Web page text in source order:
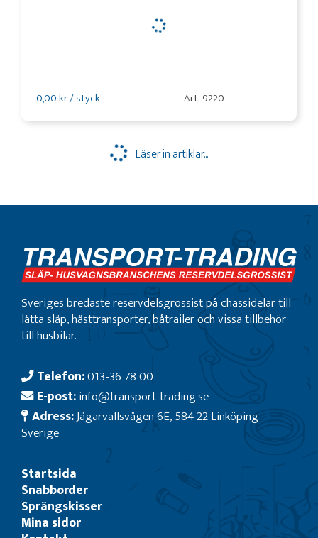
0,00 kr / styck Art: 9220
Läser in artiklar...
Sveriges bredaste reservdelsgrossist på chassidelar till
lätta släp, hästtransporter, båtrailer och vissa tillbehör
till husbilar.
Telefon:013-36 78 00
E-post:info@transport-trading.se
Adress:Jägarvallsvägen 6E, 584 22 Linköping
Sverige
Startsida
Snabborder
Sprängskisser
Mina sidor